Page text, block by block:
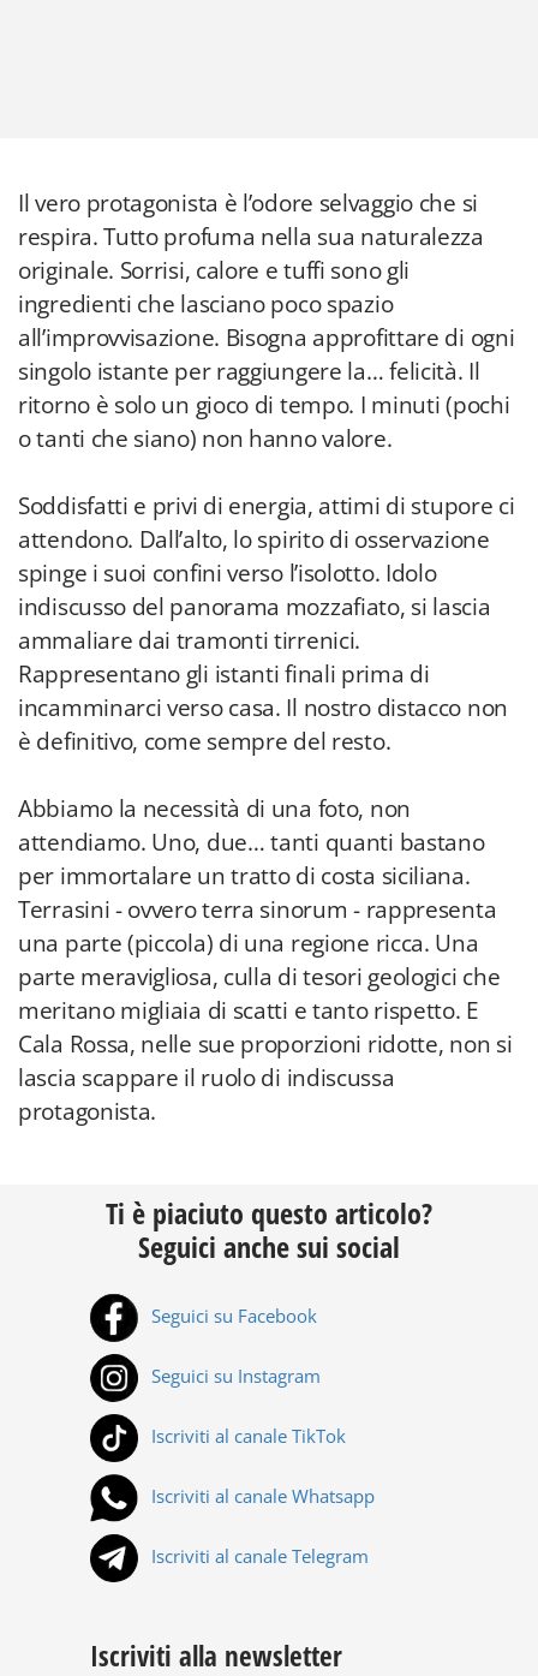
Il vero protagonista è l’odore selvaggio che si
respira. Tutto profuma nella sua naturalezza
originale. Sorrisi, calore e tuffi sono gli
ingredienti che lasciano poco spazio
all’improvvisazione. Bisogna approfittare di ogni
singolo istante per raggiungere la… felicità. Il
ritorno è solo un gioco di tempo. I minuti (pochi
o tanti che siano) non hanno valore.
Soddisfatti e privi di energia, attimi di stupore ci
attendono. Dall’alto, lo spirito di osservazione
spinge i suoi confini verso l’isolotto. Idolo
indiscusso del panorama mozzafiato, si lascia
ammaliare dai tramonti tirrenici.
Rappresentano gli istanti finali prima di
incamminarci verso casa. Il nostro distacco non
è definitivo, come sempre del resto.
Abbiamo la necessità di una foto, non
attendiamo. Uno, due… tanti quanti bastano
per immortalare un tratto di costa siciliana.
Terrasini - ovvero terra sinorum - rappresenta
una parte (piccola) di una regione ricca. Una
parte meravigliosa, culla di tesori geologici che
meritano migliaia di scatti e tanto rispetto. E
Cala Rossa, nelle sue proporzioni ridotte, non si
lascia scappare il ruolo di indiscussa
protagonista.
Ti è piaciuto questo articolo?
Seguici anche sui social
Seguici su Facebook
Seguici su Instagram
Iscriviti al canale TikTok
Iscriviti al canale Whatsapp
Iscriviti al canale Telegram
Iscriviti alla newsletter